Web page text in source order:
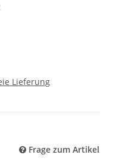
Lieferung
Frage zum Artikel